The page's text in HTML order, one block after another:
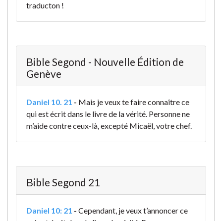
traducton !
Bible Segond - Nouvelle Édition de
Genève
Daniel 10. 21 - Mais je veux te faire connaître ce
qui est écrit dans le livre de la vérité. Personne ne
m’aide contre ceux-là, excepté Micaël, votre chef.
Bible Segond 21
Daniel 10: 21 - Cependant, je veux t’annoncer ce